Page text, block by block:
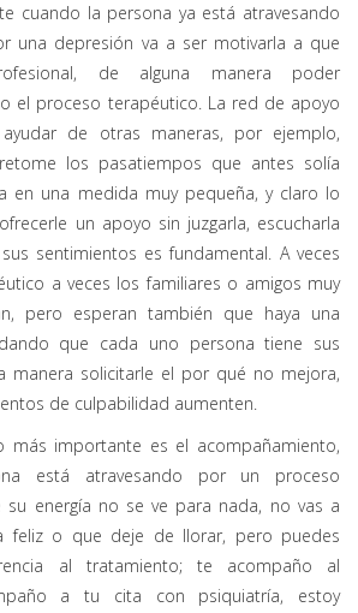
cuando la persona ya está atravesando
una depresión va a ser motivarla a que
de alguna manera poder
el proceso terapéutico. La red de apoyo
de otras maneras, por ejemplo,
los pasatiempos que antes solía
en una medida muy pequeña, y claro lo
un apoyo sin juzgarla, escucharla
sentimientos es fundamental. A veces
a veces los familiares o amigos muy
pero esperan también que haya una
que cada uno persona tiene sus
manera solicitarle el por qué no mejora,
de culpabilidad aumenten.
más importante es el acompañamiento,
está atravesando por un proceso
su energía no se ve para nada, no vas a
feliz o que deje de llorar, pero puedes
al tratamiento; te acompaño al
a tu cita con psiquiatría, estoy